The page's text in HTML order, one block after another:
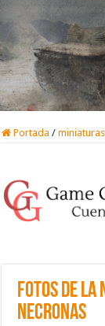
Portada / miniaturas
Fotos de la
Necronas